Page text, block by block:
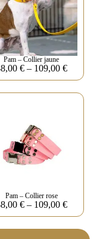
Pam – Collier jaune
€– 109,00 €
Pam – Collier rose
€– 109,00 €